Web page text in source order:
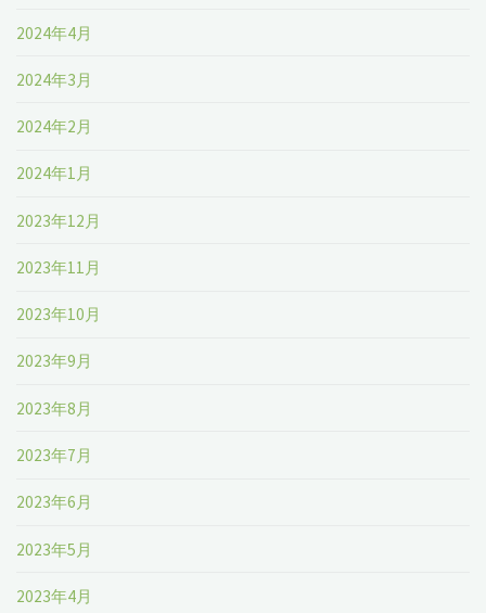
2024年4月
2024年3月
2024年2月
2024年1月
2023年12月
2023年11月
2023年10月
2023年9月
2023年8月
2023年7月
2023年6月
2023年5月
2023年4月